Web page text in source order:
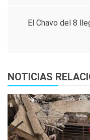
entradas
El Chavo del 8
NOTICIAS